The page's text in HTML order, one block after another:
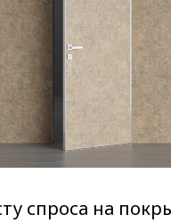
спроса на